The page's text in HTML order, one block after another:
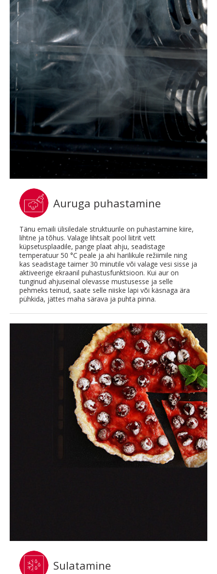
Auruga puhastamine
Tänu emaili ülisiledale struktuurile on puhastamine kiire,
lihtne ja tõhus. Valage lihtsalt pool liitrit vett
küpsetusplaadile, pange plaat ahju, seadistage
temperatuur 50 °C peale ja ahi harilikule režiimile ning
kas seadistage taimer 30 minutile või valage vesi sisse ja
aktiveerige ekraanil puhastusfunktsioon. Kui aur on
tunginud ahjuseinal olevasse mustusesse ja selle
pehmeks teinud, saate selle niiske lapi või käsnaga ära
pühkida, jättes maha särava ja puhta pinna.
Sulatamine